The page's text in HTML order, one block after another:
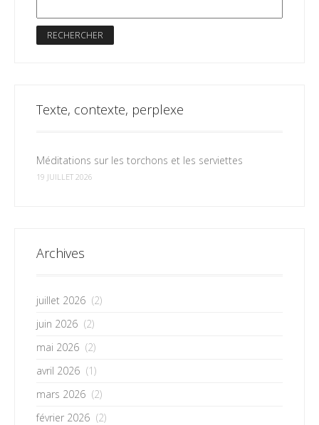
Texte, contexte, perplexe
Méditations sur les torchons et les serviettes
19 JUILLET 2026
Archives
juillet 2026 (2)
juin 2026 (2)
mai 2026 (2)
avril 2026 (1)
mars 2026 (2)
février 2026 (2)